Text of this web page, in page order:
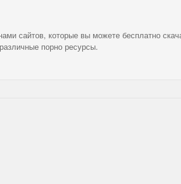
сайтов, которые вы можете бесплатно
порно ресурсы.